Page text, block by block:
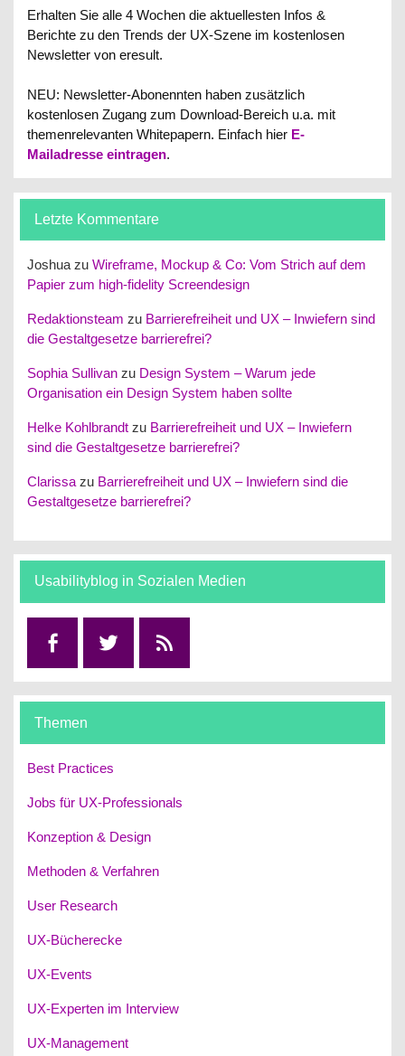
Erhalten Sie alle 4 Wochen die aktuellesten Infos &
Berichte zu den Trends der UX-Szene im kostenlosen
Newsletter von eresult.
NEU: Newsletter-Abonennten haben zusätzlich
kostenlosen Zugang zum Download-Bereich u.a. mit
themenrelevanten Whitepapern. Einfach hier E-
Mailadresse eintragen.
Letzte Kommentare
JoshuazuWireframe, Mockup & Co: Vom Strich auf dem
Papier zum high-fidelity Screendesign
Redaktionsteam zu Barrierefreiheit und UX – Inwiefern sind
die Gestaltgesetze barrierefrei?
Sophia Sullivan zu Design System – Warum jede
Organisation ein Design System haben sollte
Helke Kohlbrandt zu Barrierefreiheit und UX – Inwiefern
sind die Gestaltgesetze barrierefrei?
Clarissazu Barrierefreiheit und UX – Inwiefern sind die
Gestaltgesetze barrierefrei?
Usabilityblog in Sozialen Medien
Themen
Best Practices
Jobs für UX-Professionals
Konzeption & Design
Methoden & Verfahren
User Research
UX-Bücherecke
UX-Events
UX-Experten im Interview
UX-Management